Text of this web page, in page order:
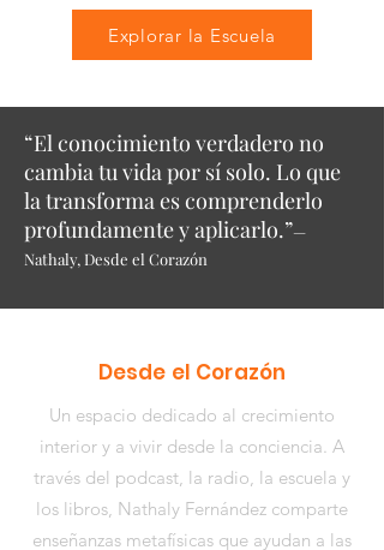
Explorar la Escuela
“El conocimiento verdadero no
cambia tu vida por sí solo. Lo que
la transforma es comprenderlo
profundamente y aplicarlo.”—
Nathaly, Desde el Corazón
Desde el Corazón
Un espacio dedicado al crecimiento
interior y a vivir desde la conciencia. A
través del podcast, la radio, la escuela y
los libros, Nathaly Fernández comparte
enseñanzas metafísicas que ayudan a las